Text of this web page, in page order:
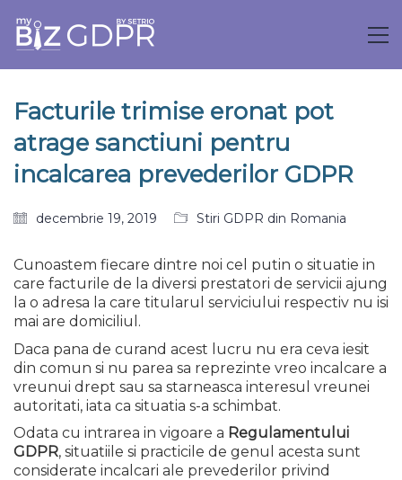
Facturile trimise eronat pot
atrage sanctiuni pentru
incalcarea prevederilor GDPR
decembrie 19, 2019 Stiri GDPR din Romania
Cunoastem fiecare dintre noi cel putin o situatie in
care facturile de la diversi prestatori de servicii ajung
la o adresa la care titularul serviciului respectiv nu isi
mai are domiciliul.
Daca pana de curand acest lucru nu era ceva iesit
din comun si nu parea sa reprezinte vreo incalcare a
vreunui drept sau sa starneasca interesul vreunei
autoritati, iata ca situatia s-a schimbat.
Odata cu intrarea in vigoare a Regulamentului
GDPR, situatiile si practicile de genul acesta sunt
considerate incalcari ale prevederilor privind